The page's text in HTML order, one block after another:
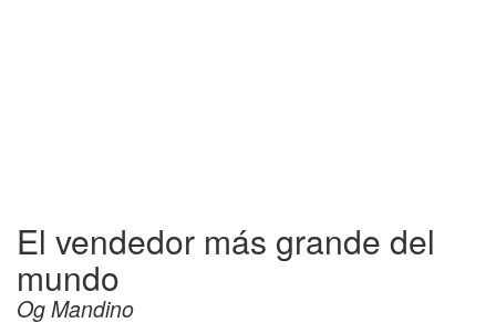
El vendedor más grande del
mundo
Og Mandino